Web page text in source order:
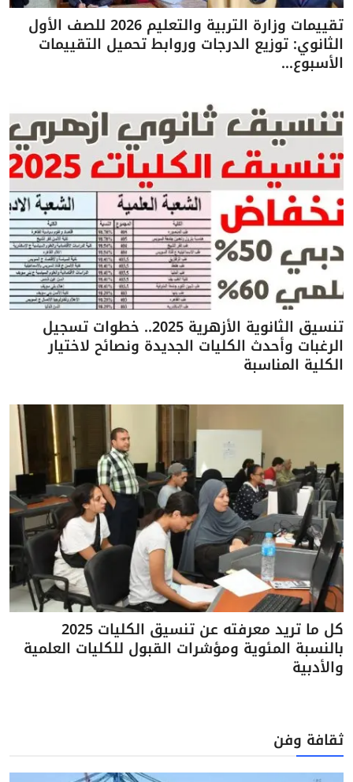
تقييمات وزارة التربية والتعليم 2026 للصف الأول
الثانوي: توزيع الدرجات وروابط تحميل التقييمات
الأسبوع...
تنسيق الثانوية الأزهرية 2025.. خطوات تسجيل
الرغبات وأحدث الكليات الجديدة ونصائح لاختيار
الكلية المناسبة
كل ما تريد معرفته عن تنسيق الكليات 2025
بالنسبة المئوية ومؤشرات القبول للكليات العلمية
والأدبية
ثقافة وفن